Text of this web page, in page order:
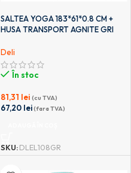
SALTEA YOGA 183*61*0.8 CM +
HUSA TRANSPORT AGNITE GRI
Deli
În stoc
81,31 lei (cu TVA)
67,20 lei(fara TVA)
SKU:DLEL108GR